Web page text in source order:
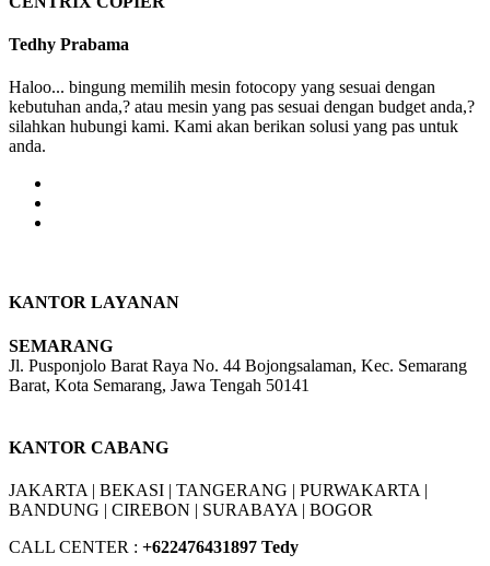
Tedhy Prabama
Haloo... bingung memilih mesin fotocopy yang sesuai dengan
kebutuhan anda,? atau mesin yang pas sesuai dengan budget anda,?
silahkan hubungi kami. Kami akan berikan solusi yang pas untuk
anda.
KANTOR LAYANAN
SEMARANG
Jl. Pusponjolo Barat Raya No. 44 Bojongsalaman, Kec. Semarang
Barat, Kota Semarang, Jawa Tengah 50141
KANTOR CABANG
JAKARTA | BEKASI | TANGERANG | PURWAKARTA |
BANDUNG | CIREBON | SURABAYA | BOGOR
CALL CENTER : +622476431897 Tedy